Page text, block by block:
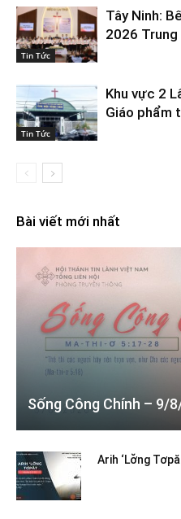
Tin Tức
Tây Ninh:
2026 Trung
Tin Tức
Khu vực 2
Giáo phẩm
Bài viết mới nhất
Sống Công Chính – 9/
Arih ‘Lơ̆ng